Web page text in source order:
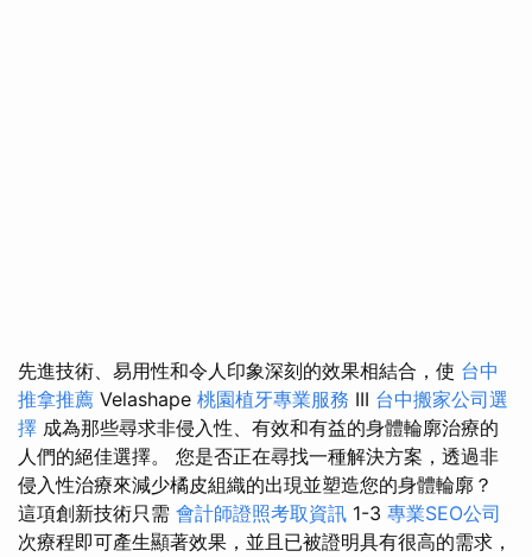
先進技術、易用性和令人印象深刻的效果相結合，使 台中
推拿推薦 Velashape 桃園植牙專業服務 III 台中搬家公司選
擇 成為那些尋求非侵入性、有效和有益的身體輪廓治療的
人們的絕佳選擇。 您是否正在尋找一種解決方案，透過非
侵入性治療來減少橘皮組織的出現並塑造您的身體輪廓？
這項創新技術只需 會計師證照考取資訊 1-3 專業SEO公司
次療程即可產生顯著效果，並且已被證明具有很高的需求，